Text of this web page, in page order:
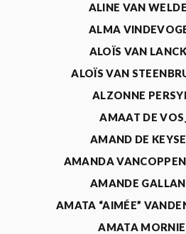
ALINE VAN
ALMA
ALOÏS VAN
ALOÏS VAN
ALZONNE
AMAAT DE
AMAND DE
AMANDA
AMANDE
AMATA “AIMÉE”
AMATA